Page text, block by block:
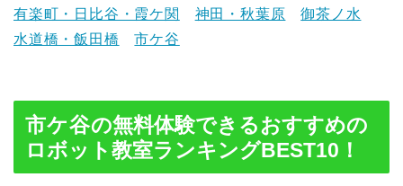
有楽町・日比谷・霞ケ関 神田・秋葉原
御茶ノ水
水道橋・飯田橋
市ケ谷
市ケ谷の無料体験できるおすすめの
ロボット教室ランキングBEST10！